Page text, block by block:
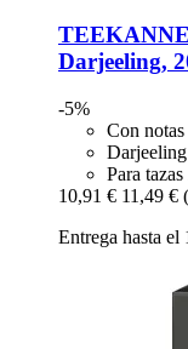
TEEKANNE
Darjeeling,
-5%
Con
Para
10,91 € 11,49 €
Entrega hasta el